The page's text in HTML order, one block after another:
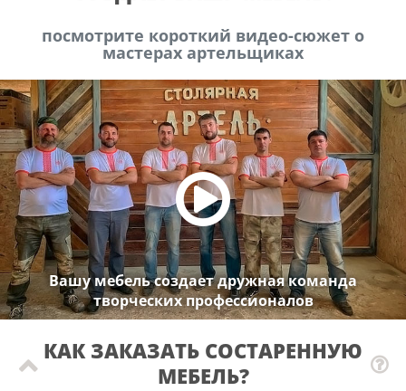
посмотрите короткий видео-сюжет о
мастерах артельщиках
Вашу мебель создает дружная команда
творческих профессионалов
КАК ЗАКАЗАТЬ СОСТАРЕННУЮ
МЕБЕЛЬ?